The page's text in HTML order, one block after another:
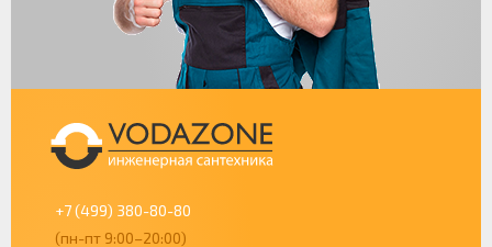
+7 (499) 380-80-80
(пн-пт 9:00–20:00)